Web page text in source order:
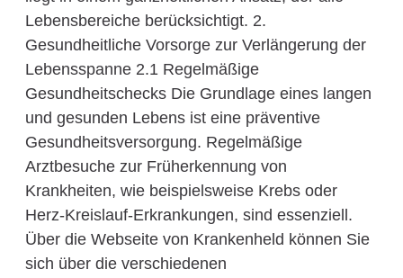
Lebensbereiche berücksichtigt. 2.
Gesundheitliche Vorsorge zur Verlängerung der
Lebensspanne 2.1 Regelmäßige
Gesundheitschecks Die Grundlage eines langen
und gesunden Lebens ist eine präventive
Gesundheitsversorgung. Regelmäßige
Arztbesuche zur Früherkennung von
Krankheiten, wie beispielsweise Krebs oder
Herz-Kreislauf-Erkrankungen, sind essenziell.
Über die Webseite von Krankenheld können Sie
sich über die verschiedenen